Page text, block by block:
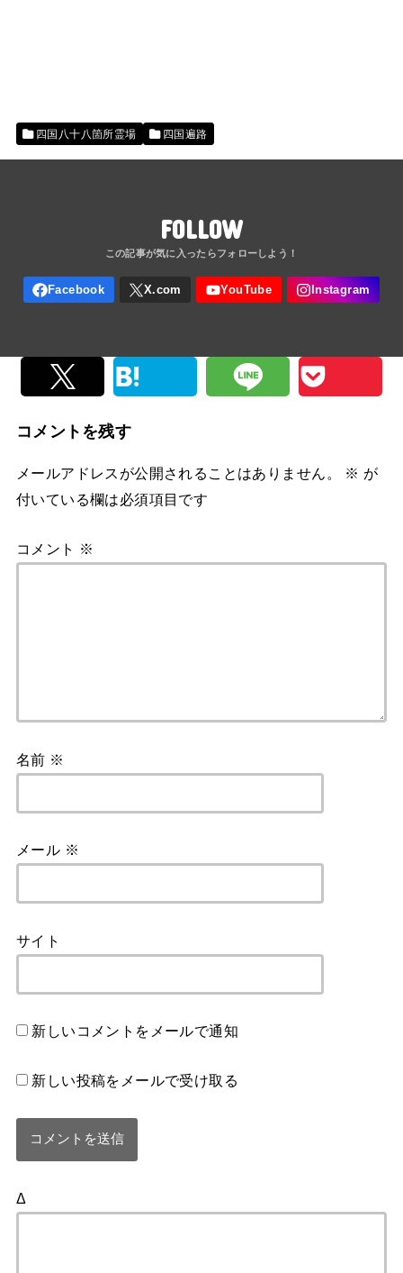
四国八十八箇所霊場 四国遍路
FOLLOW
コメントを残す
メールアドレスが公開されることはありません。 ※ が
付いている欄は必須項目です
コメント ※
名前 ※
メール ※
サイト
新しいコメントをメールで通知
新しい投稿をメールで受け取る
Δ